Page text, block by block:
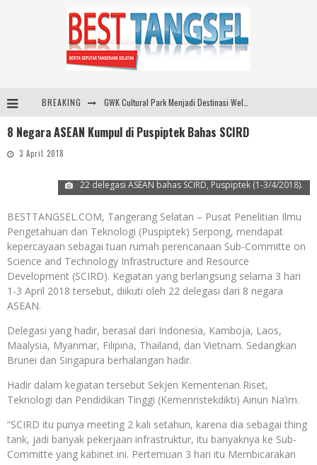
BREAKING
Hadapi Ancaman Abrasi dan Perubahan Iklim, Prudential Indonesia Tambah 5.500 Mangrove untuk Pesisir Jakarta
Meriahkan Hari Kemerdekaan dengan Rumah yang Lebih Nyaman, SELMA Hadirkan Promo "Merdeka Isi Rumah Murah"
8 Negara ASEAN Kumpul di Puspiptek Bahas SCIRD
3 April 2018
22 delegasi ASEAN bahas SCIRD, Puspiptek (1-3/4/2018).
BESTTANGSEL.COM, Tangerang Selatan – Pusat Penelitian Ilmu
Pengetahuan dan Teknologi (Puspiptek) Serpong, mendapat
kepercayaan sebagai tuan rumah perencanaan Sub-Committe on
Science and Technology Infrastructure and Resource
Development (SCIRD). Kegiatan yang berlangsung selama 3 hari
1-3 April 2018 tersebut, diikuti oleh 22 delegasi dari 8 negara
ASEAN.
Delegasi yang hadir, berasal dari Indonesia, Kamboja, Laos,
Maalysia, Myanmar, Filipina, Thailand, dan Vietnam. Sedangkan
Brunei dan Singapura berhalangan hadir.
Hadir dalam kegiatan tersebut Sekjen Kementerian Riset,
Teknologi dan Pendidikan Tinggi (Kemenristekdikti) Ainun Na’im.
“SCIRD itu punya meeting 2 kali setahun, karena dia sebagai thing
tank, jadi banyak pekerjaan infrastruktur, itu banyaknya ke Sub-
Committe yang kabinet ini. Pertemuan 3 hari itu Membicarakan